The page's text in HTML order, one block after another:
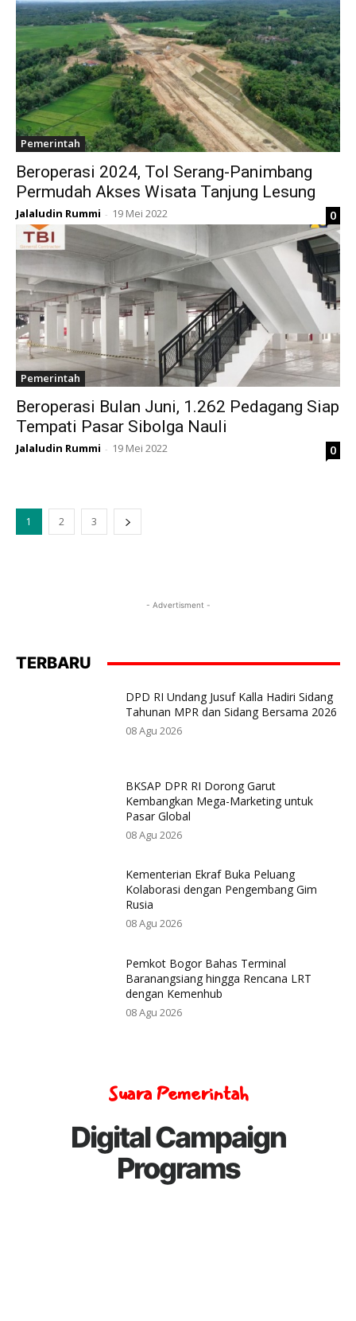
Pemerintah
Beroperasi 2024, Tol Serang-Panimbang
Permudah Akses Wisata Tanjung Lesung
Jalaludin Rummi - 19 Mei 2022 0
Pemerintah
Beroperasi Bulan Juni, 1.262 Pedagang Siap
Tempati Pasar Sibolga Nauli
Jalaludin Rummi - 19 Mei 2022 0
1 2 3
- Advertisment -
TERBARU
DPD RI Undang Jusuf Kalla Hadiri Sidang
Tahunan MPR dan Sidang Bersama 2026
08 Agu 2026
BKSAP DPR RI Dorong Garut
Kembangkan Mega-Marketing untuk
Pasar Global
08 Agu 2026
Kementerian Ekraf Buka Peluang
Kolaborasi dengan Pengembang Gim
Rusia
08 Agu 2026
Pemkot Bogor Bahas Terminal
Baranangsiang hingga Rencana LRT
dengan Kemenhub
08 Agu 2026
Suara Pemerintah
Digital Campaign
Programs